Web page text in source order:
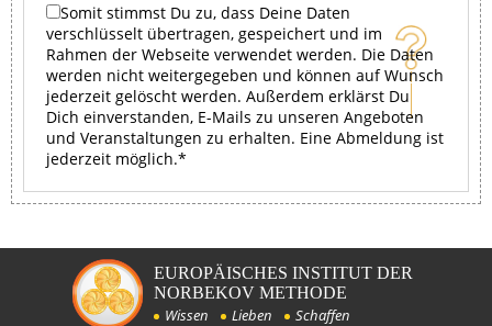
Somit stimmst Du zu, dass Deine Daten
verschlüsselt übertragen, gespeichert und im
Rahmen der Webseite verwendet werden. Die Daten
werden nicht weitergegeben und können auf Wunsch
jederzeit gelöscht werden. Außerdem erklärst Du
Dich einverstanden, E-Mails zu unseren Angeboten
und Veranstaltungen zu erhalten. Eine Abmeldung ist
jederzeit möglich.*
EUROPÄISCHES INSTITUT DER
NORBEKOV METHODE
Wissen Lieben Schaffen